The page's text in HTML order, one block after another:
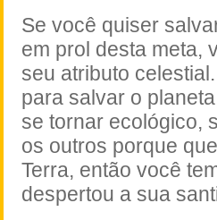
Se você quiser
em prol desta meta,
seu atributo
para salvar o
se tornar ecológico,
os outros porque
Terra, então você
despertou a sua